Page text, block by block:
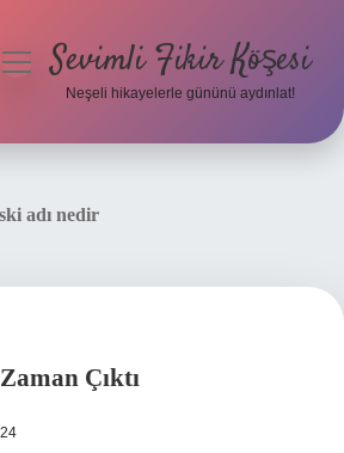
menüyüSevimli Fikir Köşesi
Neşeli hikayelerle gününü aydınlat!
adı nedir
Çıktı